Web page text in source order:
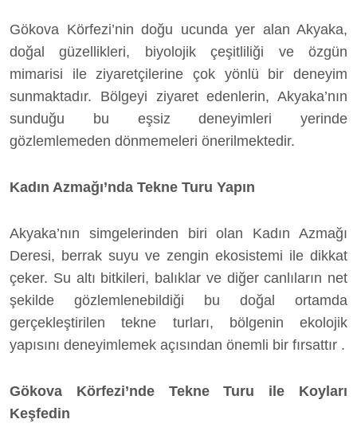
Gökova Körfezi’nin doğu ucunda yer alan Akyaka,
doğal güzellikleri, biyolojik çeşitliliği ve özgün
mimarisi ile ziyaretçilerine çok yönlü bir deneyim
sunmaktadır. Bölgeyi ziyaret edenlerin, Akyaka’nın
sunduğu bu eşsiz deneyimleri yerinde
gözlemlemeden dönmemeleri önerilmektedir.
Kadın Azmağı’nda Tekne Turu Yapın
Akyaka’nın simgelerinden biri olan Kadın Azmağı
Deresi, berrak suyu ve zengin ekosistemi ile dikkat
çeker. Su altı bitkileri, balıklar ve diğer canlıların net
şekilde gözlemlenebildiği bu doğal ortamda
gerçekleştirilen tekne turları, bölgenin ekolojik
yapısını deneyimlemek açısından önemli bir fırsattır .
Gökova Körfezi’nde Tekne Turu ile Koyları
Keşfedin